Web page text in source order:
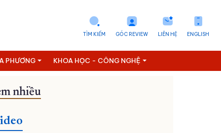
ENGLISH
LIÊN HỆ
GÓC REVIEW
TÌM KIẾM
PHƯƠNG KHOA HỌC - CÔNG NGHỆ
nhiều